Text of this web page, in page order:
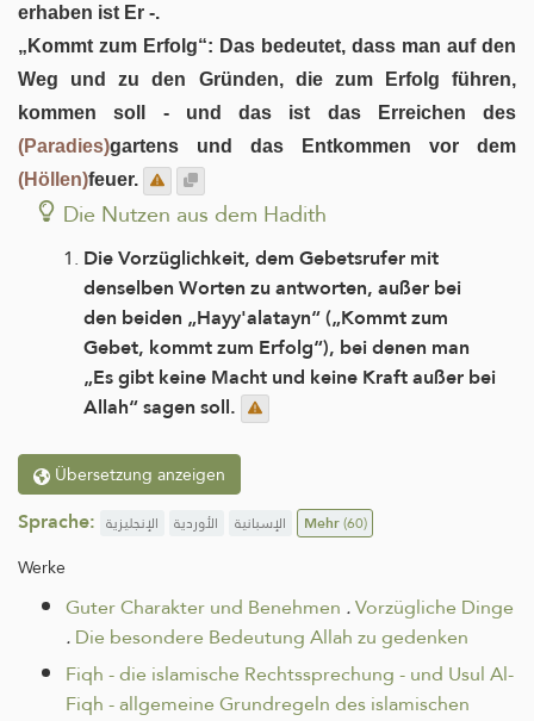
erhaben ist Er -.
„Kommt zum Erfolg“: Das bedeutet, dass man auf den
Weg und zu den Gründen, die zum Erfolg führen,
kommen soll - und das ist das Erreichen des
(Paradies)gartens und das Entkommen vor dem
(Höllen)feuer.
Die Nutzen aus dem Hadith
Die Vorzüglichkeit, dem Gebetsrufer mit
denselben Worten zu antworten, außer bei
den beiden „Hayy'alatayn“ („Kommt zum
Gebet, kommt zum Erfolg“), bei denen man
„Es gibt keine Macht und keine Kraft außer bei
Allah“ sagen soll.
Übersetzung anzeigen
Sprache: الإنجليزية الأوردية الإسبانية Mehr(60)
Werke
Guter Charakter und Benehmen .Vorzügliche Dinge
.Die besondere Bedeutung Allah zu gedenken
Fiqh - die islamische Rechtssprechung - und Usul Al-
Fiqh - allgemeine Grundregeln des islamischen